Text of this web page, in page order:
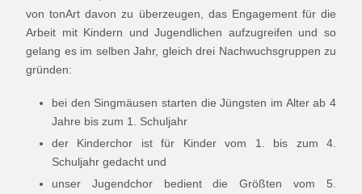
von tonArt davon zu überzeugen, das Engagement für die
Arbeit mit Kindern und Jugendlichen aufzugreifen und so
gelang es im selben Jahr, gleich drei Nachwuchsgruppen zu
gründen:
bei den Singmäusen starten die Jüngsten im Alter ab 4
Jahre bis zum 1. Schuljahr
der Kinderchor ist für Kinder vom 1. bis zum 4.
Schuljahr gedacht und
unser Jugendchor bedient die Größten vom 5.